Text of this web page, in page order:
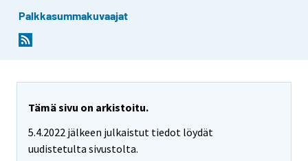
Palkkasummakuvaajat
Tämä sivu on arkistoitu.
5.4.2022 jälkeen julkaistut tiedot löydät
uudistetulta sivustolta.